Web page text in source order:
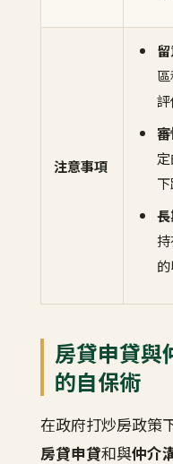
注意事項
評
審
長
房貸申貸與
的自保術
在政府打炒房政策
房貸申貸和與仲介